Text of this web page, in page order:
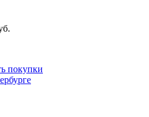
покупки